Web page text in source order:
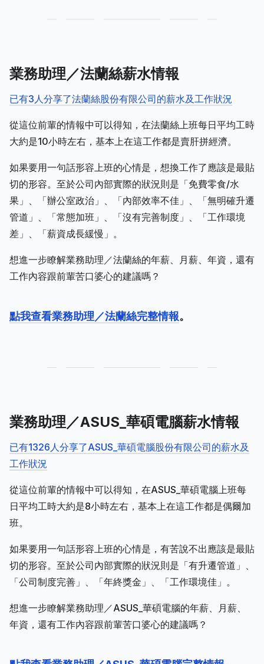
業務助理／法蘭絲薪水情報
已有3人分享了法蘭絲股份有限公司的薪水及工作狀況
從這位前輩的情報中可以得知，在法蘭絲上班每日平均工時
大約是10小時左右，基本上在這工作都是賣肝拼經濟。
如果要用一句話形容上班的心情是，想換工作了應該是最貼
切的形容。至於公司內部實際的狀況則是「免費零食/水
果」、「辦公室政治」、「內部效率不佳」、「無明確升遷
管道」、「常態加班」、「沒有完善制度」、「工作環境
差」、「薪資成長緩慢」。
想進一步瞭解業務助理／法蘭絲的年薪、月薪、年資，還有
工作內容跟前輩苦口婆心的建議嗎？
點我查看業務助理／法蘭絲完整情報。
業務助理／ASUS_華碩電腦薪水情報
已有1326人分享了ASUS_華碩電腦股份有限公司的薪水及
工作狀況
從這位前輩的情報中可以得知，在ASUS_華碩電腦上班每
日平均工時大約是8小時左右，基本上在這工作都是偶爾加
班。
如果要用一句話形容上班的心情是，有苦說不出應該是最貼
切的形容。至於公司內部實際的狀況則是「有升遷管道」、
「公司制度完善」、「年終獎金」、「工作環境佳」。
想進一步瞭解業務助理／ASUS_華碩電腦的年薪、月薪、
年資，還有工作內容跟前輩苦口婆心的建議嗎？